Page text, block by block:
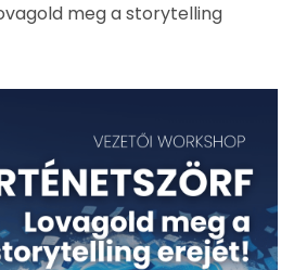
meg a storytelling